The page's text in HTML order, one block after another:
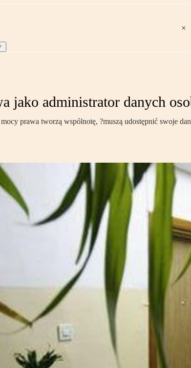
jako administrator danych
prawa tworzą wspólnotę, ?muszą udostępnić swoje